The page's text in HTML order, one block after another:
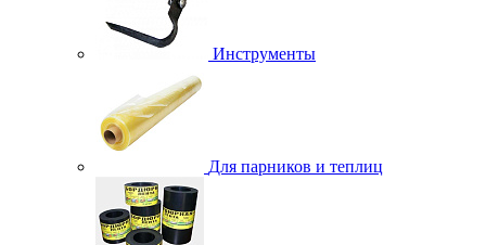
Инструменты
Для парников и теплиц